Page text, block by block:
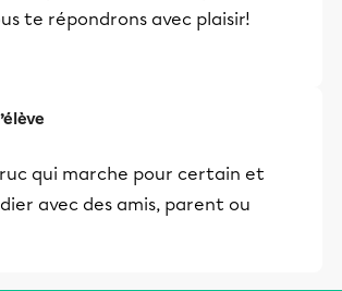
te répondrons avec plaisir!
qui marche pour certain et
avec des amis, parent ou